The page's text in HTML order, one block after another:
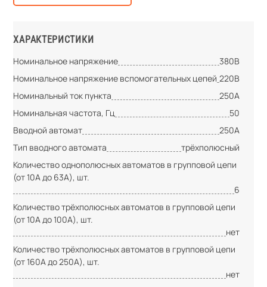
ХАРАКТЕРИСТИКИ
Номинальное напряжение
380В
Номинальное напряжение вспомогательных цепей 220В
Номинальный ток пункта
250А
Номинальная частота, Гц
50
Вводной автомат
250А
Тип вводного автомата
трёхполюсный
Количество однополюсных автоматов в групповой цепи
(от 10А до 63А), шт.
6
Количество трёхполюсных автоматов в групповой цепи
(от 10А до 100А), шт.
нет
Количество трёхполюсных автоматов в групповой цепи
(от 160А до 250А), шт.
нет